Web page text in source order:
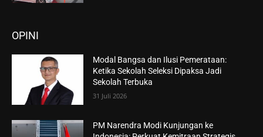
OPINI
Modal Bangsa dan Ilusi Pemerataan:
Ketika Sekolah Seleksi Dipaksa Jadi
Sekolah Terbuka
31 Juli 2026
PM Narendra Modi Kunjungan ke